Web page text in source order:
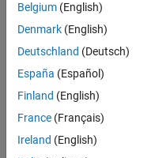
Belgium (English)
Denmark (English)
Deutschland (Deutsch)
España (Español)
Finland (English)
France (Français)
Ireland (English)
Lutte anti-piratage
© 1994-2026 The